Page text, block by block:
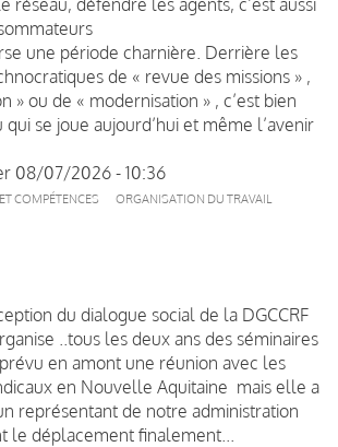
une période charnière. Derrière les
de « revue des missions » ,
» ou de « modernisation » , c’est bien
qui se joue aujourd’hui et même l’avenir
08/07/2026 - 10:36
COMPÉTENCES ORGANISATION DU TRAVAIL
du dialogue social de la DGCCRF
..tous les deux ans des séminaires
en amont une réunion avec les
en Nouvelle Aquitaine mais elle a
représentant de notre administration
le déplacement finalement...